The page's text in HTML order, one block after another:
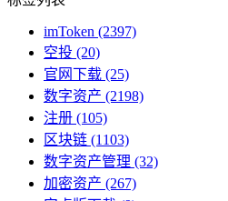
imToken (2397)
空投 (20)
官网下载 (25)
数字资产 (2198)
注册 (105)
区块链 (1103)
数字资产管理 (32)
加密资产 (267)